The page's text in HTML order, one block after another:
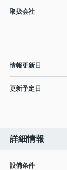
取扱会社
情報更新日
更新予定日
詳細情報
設備条件